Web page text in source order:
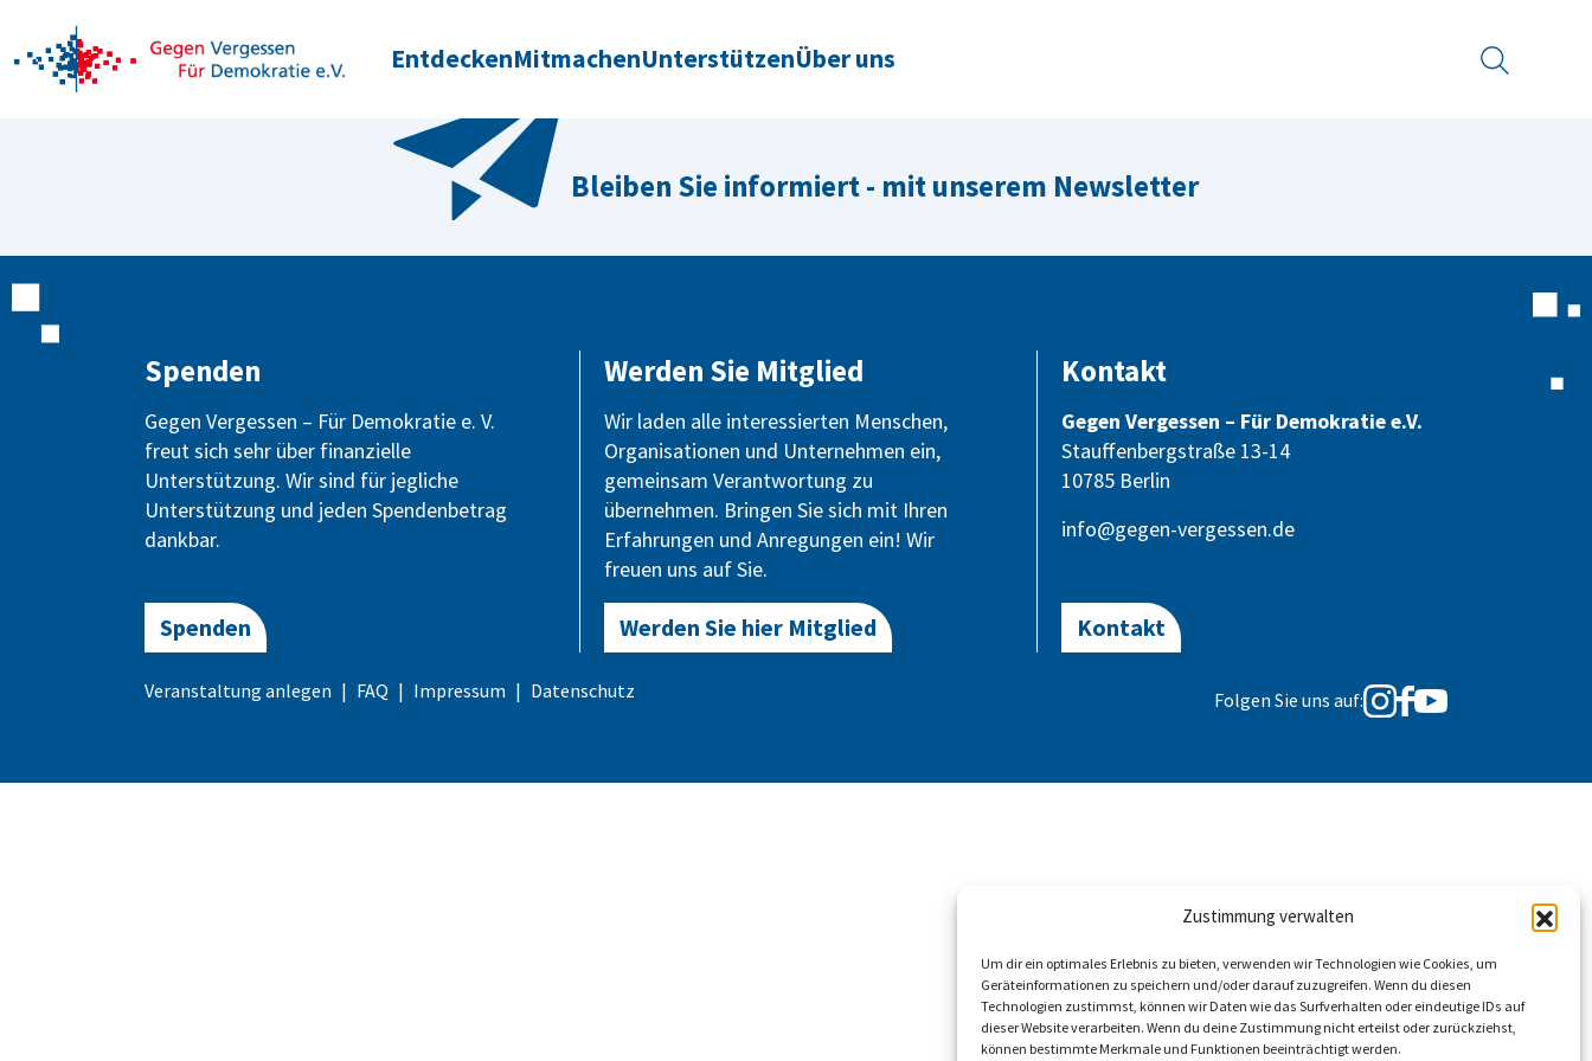
Zustimmung verwalten
Um dir ein optimales Erlebnis zu bieten, verwenden wir Technologien wie Cookies, um
Geräteinformationen zu speichern und/oder darauf zuzugreifen. Wenn du diesen
Technologien zustimmst, können wir Daten wie das Surfverhalten oder eindeutige IDs auf
dieser Website verarbeiten. Wenn du deine Zustimmung nicht erteilst oder zurückziehst,
können bestimmte Merkmale und Funktionen beeinträchtigt werden.
EntdeckenMitmachenUnterstützenÜber uns Suche
Bleiben Sie informiert - mit unserem Newsletter
Spenden
Gegen Vergessen – Für Demokratie e. V.
freut sich sehr über finanzielle
Unterstützung. Wir sind für jegliche
Unterstützung und jeden Spendenbetrag
dankbar.
Spenden
Werden Sie Mitglied
Wir laden alle interessierten Menschen,
Organisationen und Unternehmen ein,
gemeinsam Verantwortung zu
übernehmen. Bringen Sie sich mit Ihren
Erfahrungen und Anregungen ein! Wir
freuen uns auf Sie.
Werden Sie hier Mitglied
Kontakt
Gegen Vergessen – Für Demokratie e.V.
Stauffenbergstraße 13-14
10785 Berlin
info@gegen-vergessen.de
Kontakt
Veranstaltung anlegen FAQ Impressum Datenschutz Folgen Sie uns auf: